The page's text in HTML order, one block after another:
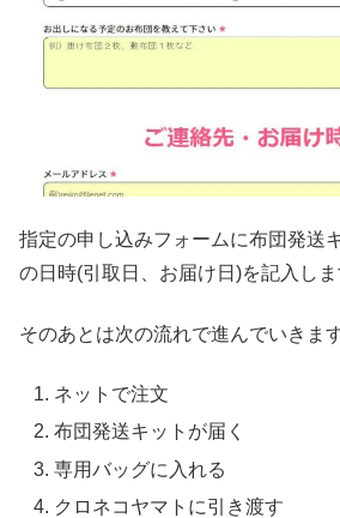
指定の申し込みフォームに布団発送
の日時(引取日、お届け日)を記入しま
そのあとは次の流れで進んでいきます
ネットで注文
布団発送キットが届く
専用バッグに入れる
クロネコヤマトに引き渡す